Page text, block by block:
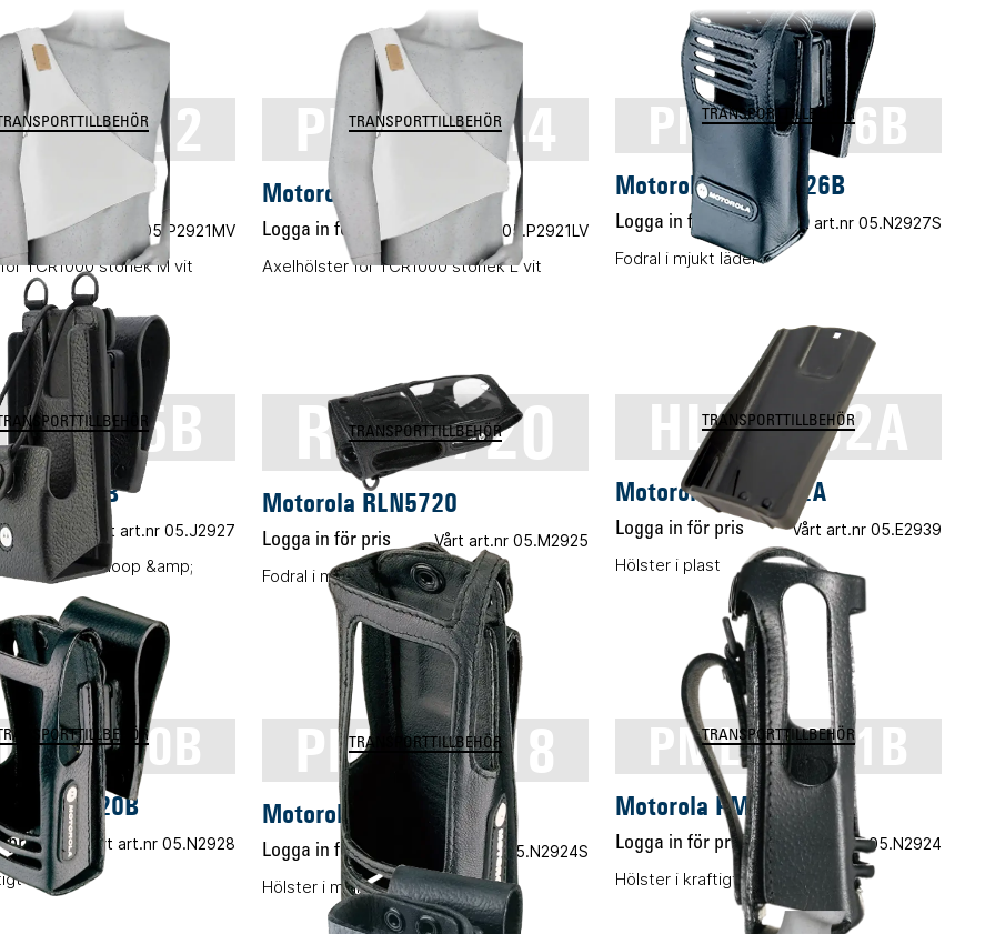
TRANSPORTTILLBEHÖR
Vårt art.nr 05.P2921MV
TCR1000 storlek M vit
PMLN5244
TRANSPORTTILLBEHÖR
Motorola PMLN5244
Logga in för pris Vårt art.nr 05.P2921LV
Axelhölster för TCR1000 storlek L vit
PMLN5026B
TRANSPORTTILLBEHÖR
Motorola PMLN5026B
Logga in för pris Vårt art.nr 05.N2927S
Fodral i mjukt läder
TRANSPORTTILLBEHÖR
pris Vårt art.nr 05.J2927
3" bältesloop &amp;
RLN5720
TRANSPORTTILLBEHÖR
Motorola RLN5720
Logga in för pris Vårt art.nr 05.M2925
Fodral i mjukt läder
HLN9952A
TRANSPORTTILLBEHÖR
Motorola HLN9952A
Logga in för pris Vårt art.nr 05.E2939
Hölster i plast
TRANSPORTTILLBEHÖR
pris Vårt art.nr 05.N2928
läder
PMLN5018
TRANSPORTTILLBEHÖR
Motorola PMLN5018
Logga in för pris Vårt art.nr 05.N2924S
Hölster i mjukt läder
PMLN5021B
TRANSPORTTILLBEHÖR
Motorola PMLN5021B
Logga in för pris Vårt art.nr 05.N2924
Hölster i kraftigt läder